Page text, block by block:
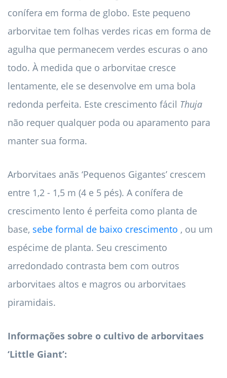
conífera em forma de globo. Este pequeno
arborvitae tem folhas verdes ricas em forma de
agulha que permanecem verdes escuras o ano
todo. À medida que o arborvitae cresce
lentamente, ele se desenvolve em uma bola
redonda perfeita. Este crescimento fácil Thuja
não requer qualquer poda ou aparamento para
manter sua forma.
Arborvitaes anãs ‘Pequenos Gigantes’ crescem
entre 1,2 - 1,5 m (4 e 5 pés). A conífera de
crescimento lento é perfeita como planta de
base, sebe formal de baixo crescimento , ou um
espécime de planta. Seu crescimento
arredondado contrasta bem com outros
arborvitaes altos e magros ou arborvitaes
piramidais.
Informações sobre o cultivo de arborvitaes
‘Little Giant’: